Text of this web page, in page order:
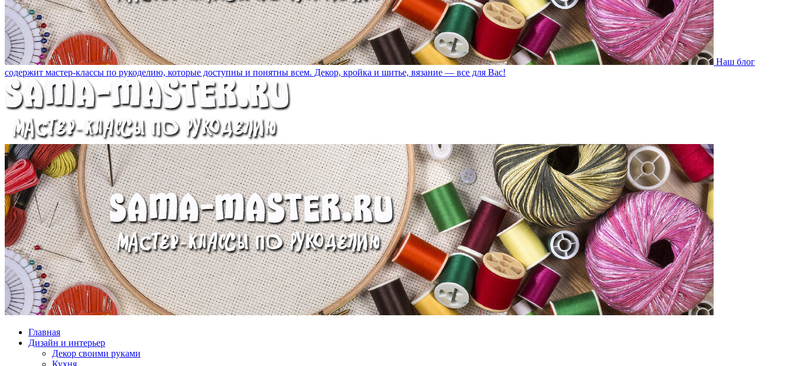
Наш блог
содержит мастер-классы по рукоделию, которые доступны и понятны всем. Декор, кройка и шитье, вязание — все для Вас!
Главная
Дизайн и интерьер
Декор своими руками
Кухня